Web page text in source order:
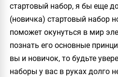
стартовый набор, я бы еще
(новичка) стартовый набор
поможет окунуться в мир
познать его основные
вы и новичок, то будьте
наборы у вас в руках долго